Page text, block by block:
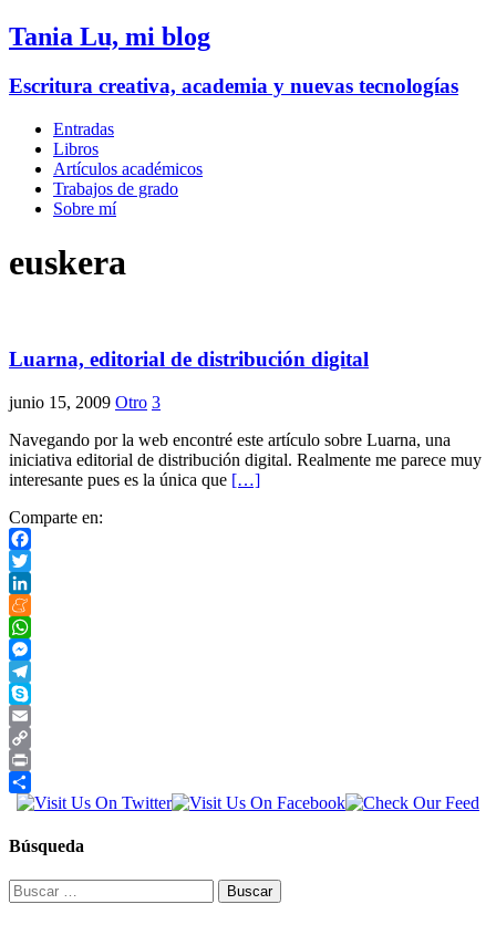
Tania Lu, mi blog
Escritura creativa, academia y nuevas tecnologías
Entradas
Libros
Artículos académicos
Trabajos de grado
Sobre mí
euskera
Luarna, editorial de distribución digital
junio 15, 2009 Otro 3
Navegando por la web encontré este artículo sobre Luarna, una
iniciativa editorial de distribución digital. Realmente me parece muy
interesante pues es la única que […]
Comparte en:
Facebook
Twitter
LinkedIn
Meneame
WhatsApp
Messenger
Telegram
Skype
Email
Copy
Link
Print
Compartir
Búsqueda
Buscar: